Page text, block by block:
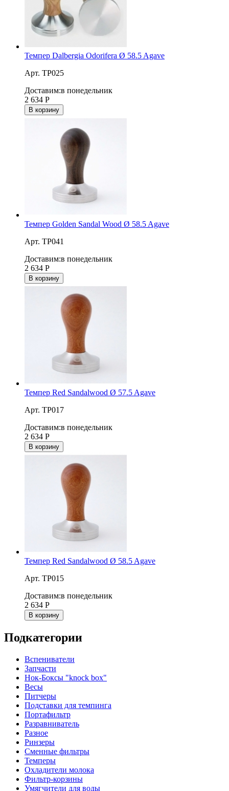
Темпер Dalbergia Odorifera Ø 58.5 Agave
Арт. TP025
Доставим:в понедельник
2 634 Р
В корзину
Темпер Golden Sandal Wood Ø 58.5 Agave
Арт. TP041
Доставим:в понедельник
2 634 Р
В корзину
Темпер Red Sandalwood Ø 57.5 Agave
Арт. TP017
Доставим:в понедельник
2 634 Р
В корзину
Темпер Red Sandalwood Ø 58.5 Agave
Арт. TP015
Доставим:в понедельник
2 634 Р
В корзину
Подкатегории
Вспениватели
Запчасти
Нок-Боксы "knock box"
Весы
Питчеры
Подставки для темпинга
Портафильтр
Разравниватель
Разное
Ринзеры
Сменные фильтры
Темперы
Охладители молока
Фильтр-корзины
Умягчители для воды